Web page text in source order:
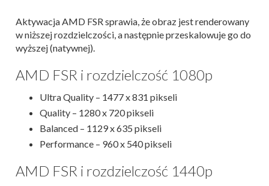
Aktywacja AMD FSR sprawia, że obraz jest renderowany
w niższej rozdzielczości, a następnie przeskalowuje go do
wyższej (natywnej).
AMD FSR i rozdzielczość 1080p
Ultra Quality – 1477 x 831 pikseli
Quality – 1280 x 720 pikseli
Balanced – 1129 x 635 pikseli
Performance – 960 x 540 pikseli
AMD FSR i rozdzielczość 1440p